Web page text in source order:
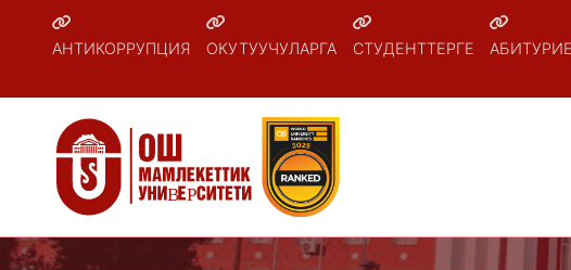
АНТИКОРРУПЦИЯ ОКУТУУЧУЛАРГА СТУДЕНТТЕРГЕ